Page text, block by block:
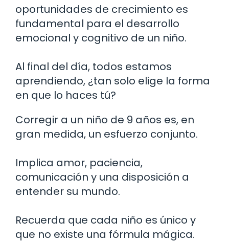
oportunidades de crecimiento es
fundamental para el desarrollo
emocional y cognitivo de un niño.
Al final del día, todos estamos
aprendiendo, ¿tan solo elige la forma
en que lo haces tú?
Corregir a un niño de 9 años es, en
gran medida, un esfuerzo conjunto.
Implica amor, paciencia,
comunicación y una disposición a
entender su mundo.
Recuerda que cada niño es único y
que no existe una fórmula mágica.